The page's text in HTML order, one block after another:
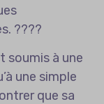
????
soumis à une
une simple
que sa